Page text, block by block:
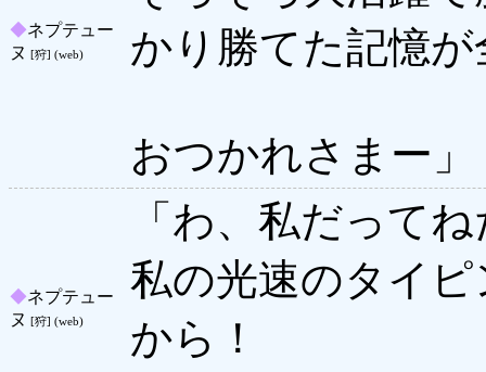
◆ネプテュー
ヌ
[狩] (web)
かり勝てた記憶
おつかれさまー」
◆ネプテュー
ヌ
[狩] (web)
「わ、私だって
私の光速のタイ
から！